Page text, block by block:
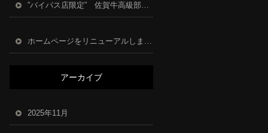
”バイパス店限定” 佐賀牛高級部位リブロース食べ放題開催
ホームページをリニューアルしました。
アーカイブ
2025年11月